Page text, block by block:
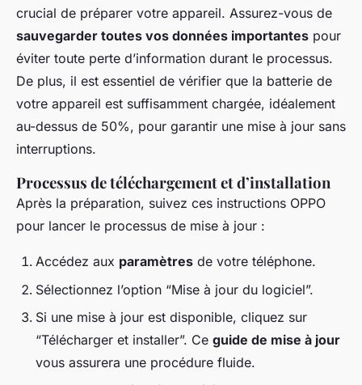
crucial de préparer votre appareil. Assurez-vous de
sauvegarder toutes vos données importantes pour
éviter toute perte d’information durant le processus.
De plus, il est essentiel de vérifier que la batterie de
votre appareil est suffisamment chargée, idéalement
au-dessus de 50%, pour garantir une mise à jour sans
interruptions.
Processus de téléchargement et d’installation
Après la préparation, suivez ces instructions OPPO
pour lancer le processus de mise à jour :
Accédez aux paramètres de votre téléphone.
Sélectionnez l’option “Mise à jour du logiciel”.
Si une mise à jour est disponible, cliquez sur
“Télécharger et installer”. Ce guide de mise à jour
vous assurera une procédure fluide.